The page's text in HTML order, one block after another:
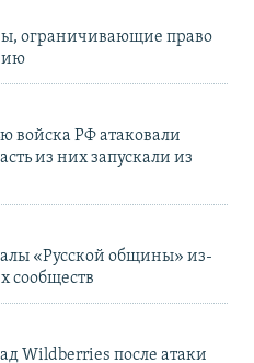
ограничивающие право
войска РФ атаковали
из них запускали из
«Русской общины» из-
сообществ
Wildberries после атаки